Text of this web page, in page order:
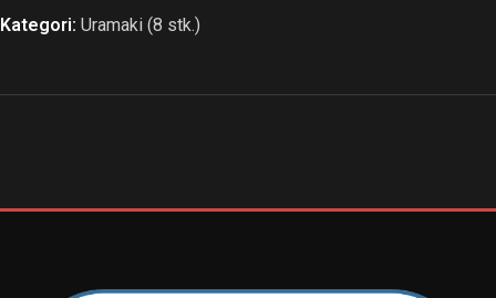
Kategori: Uramaki (8 stk.)